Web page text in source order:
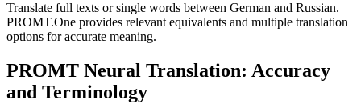
Translate full texts or single words between German and Russian.
PROMT.One provides relevant equivalents and multiple translation
options for accurate meaning.
PROMT Neural Translation: Accuracy
and Terminology